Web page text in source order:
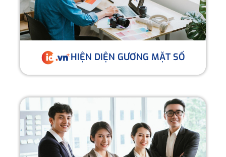
HIỆN DIỆN GƯƠNG MẶT SỐ